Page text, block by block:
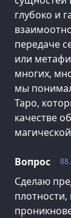
глубоко и
передаче
или
многих,
мы
Таро,
качестве
Вопрос
Сделаю